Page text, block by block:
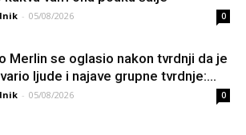
- 05/08/2026 0
Merlin se oglasio nakon tvrdnji da je
ljude i najave grupne tvrdnje:...
- 05/08/2026 0